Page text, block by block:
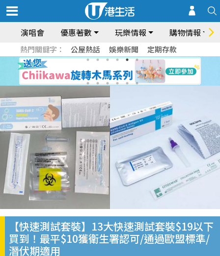
演唱會 優惠著數 玩樂情報 購物情報
熱門關鍵字： 公屋熱話 娛樂新聞 定期存款
【快速測試套裝】13大快速測試套裝$19以下
買到！最平$10獲衛生署認可/通過歐盟標準/
潛伏期適用